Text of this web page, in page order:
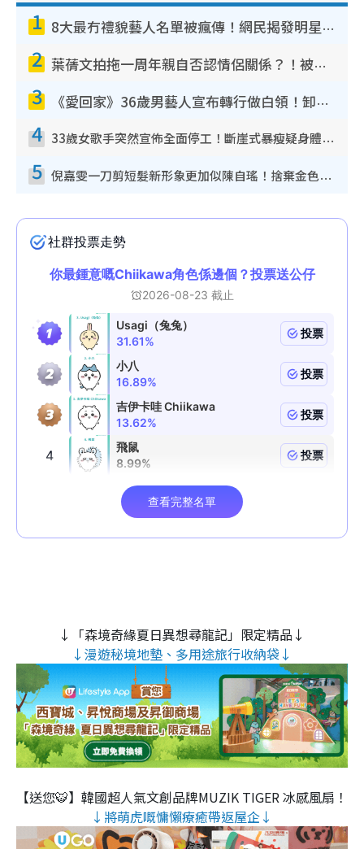
1 8大最冇禮貌藝人名單被瘋傳！網民揭發明星真面目 一致數臭呢位係無品天花板？
2 葉蒨文拍拖一周年親自否認情侶關係？！被質疑感情造假竟稱GM「普通同事」
3 《愛回家》36歲男藝人宣布轉行做白領！卸下藝人身份回歸素人平淡生活
4 33歲女歌手突然宣佈全面停工！斷崖式暴瘦疑身體亮紅燈！聲明曝︰將暫時淡出
5 倪嘉雯一刀剪短髮新形象更加似陳自瑤！捨棄金色長髮造型氣質大變超驚喜
↓「森境奇緣夏日異想尋龍記」限定精品↓
↓漫遊秘境地墊、多用途旅行收納袋↓
【送您🐯】韓國超人氣文創品牌MUZIK TIGER 冰感風扇！
↓將萌虎嘅慵懶療癒帶返屋企↓